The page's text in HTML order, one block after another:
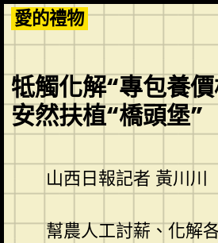
Skip
to
content
愛的禮物
牴觸化解“專包養
安然扶植“橋頭堡”
山西日報記者 黃川川
幫農人工討薪、化解